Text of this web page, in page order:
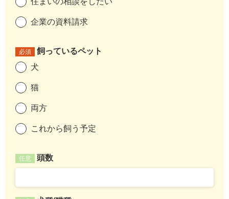
企業の資料請求
必須
飼っているペット
犬
猫
両方
これから飼う予定
任意 頭数